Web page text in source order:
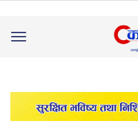
Toggle